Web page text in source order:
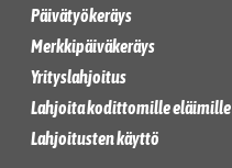
Päivätyökeräys
Merkkipäiväkeräys
Yrityslahjoitus
Lahjoita kodittomille eläimille
Lahjoitusten käyttö